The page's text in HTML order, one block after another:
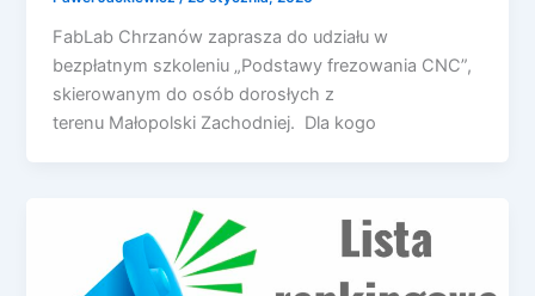
FabLab Chrzanów zaprasza do udziału w
bezpłatnym szkoleniu „Podstawy frezowania CNC”,
skierowanym do osób dorosłych z
terenu Małopolski Zachodniej. Dla kogo